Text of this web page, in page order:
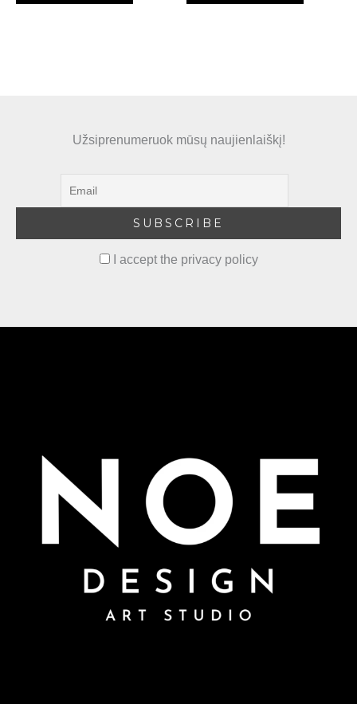
Užsiprenumeruok mūsų naujienlaiškį!
I accept the privacy policy